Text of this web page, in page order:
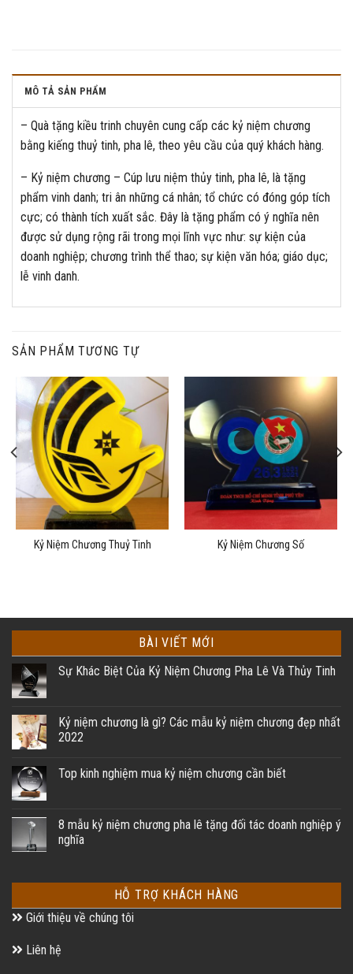
MÔ TẢ SẢN PHẨM
– Quà tặng kiều trinh chuyên cung cấp các kỷ niệm chương
bằng kiếng thuỷ tinh, pha lê, theo yêu cầu của quý khách hàng.
– Kỷ niệm chương – Cúp lưu niệm thủy tinh, pha lê, là tặng
phẩm vinh danh; tri ân những cá nhân; tổ chức có đóng góp tích
cực; có thành tích xuất sắc. Đây là tặng phẩm có ý nghĩa nên
được sử dụng rộng rãi trong mọi lĩnh vực như: sự kiện của
doanh nghiệp; chương trình thể thao; sự kiện văn hóa; giáo dục;
lễ vinh danh.
SẢN PHẨM TƯƠNG TỰ
Kỷ Niệm Chương Thuỷ Tinh Kỷ Niệm Chương Số
BÀI VIẾT MỚI
Sự Khác Biệt Của Kỷ Niệm Chương Pha Lê Và Thủy Tinh
Kỷ niệm chương là gì? Các mẫu kỷ niệm chương đẹp nhất
2022
Top kinh nghiệm mua kỷ niệm chương cần biết
8 mẫu kỷ niệm chương pha lê tặng đối tác doanh nghiệp ý
nghĩa
HỖ TRỢ KHÁCH HÀNG
Giới thiệu về chúng tôi
Liên hệ